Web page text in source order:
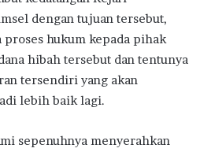
dengan tujuan tersebut,
proses hukum kepada pihak
hibah tersebut dan tentunya
tersendiri yang akan
lebih baik lagi.
sepenuhnya menyerahkan